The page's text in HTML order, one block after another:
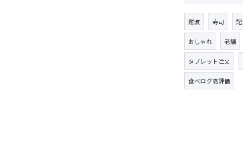
難波 寿司
おしゃれ 老舗
タブレット注文
食べログ高評価